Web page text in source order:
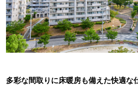
多彩な間取りに床暖房も備えた快適な